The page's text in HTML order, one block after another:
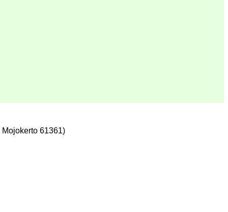
61361)